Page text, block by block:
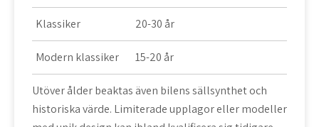
Klassiker 20-30 år
Modern klassiker 15-20 år
Utöver ålder beaktas även bilens sällsynthet och
historiska värde. Limiterade upplagor eller modeller